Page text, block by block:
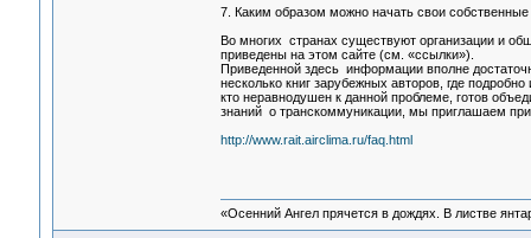
7. Каким образом можно начать свои
Во многих странах существуют организации и
приведены на этом сайте (см. «ссылки»).
Приведенной здесь информации вполне
несколько книг зарубежных авторов, где
кто неравнодушен к данной проблеме, готов
знаний о транскоммуникации, мы приглашаем
http://www.rait.airclima.ru/faq.html
«Осенний Ангел прячется в дождях. В листве